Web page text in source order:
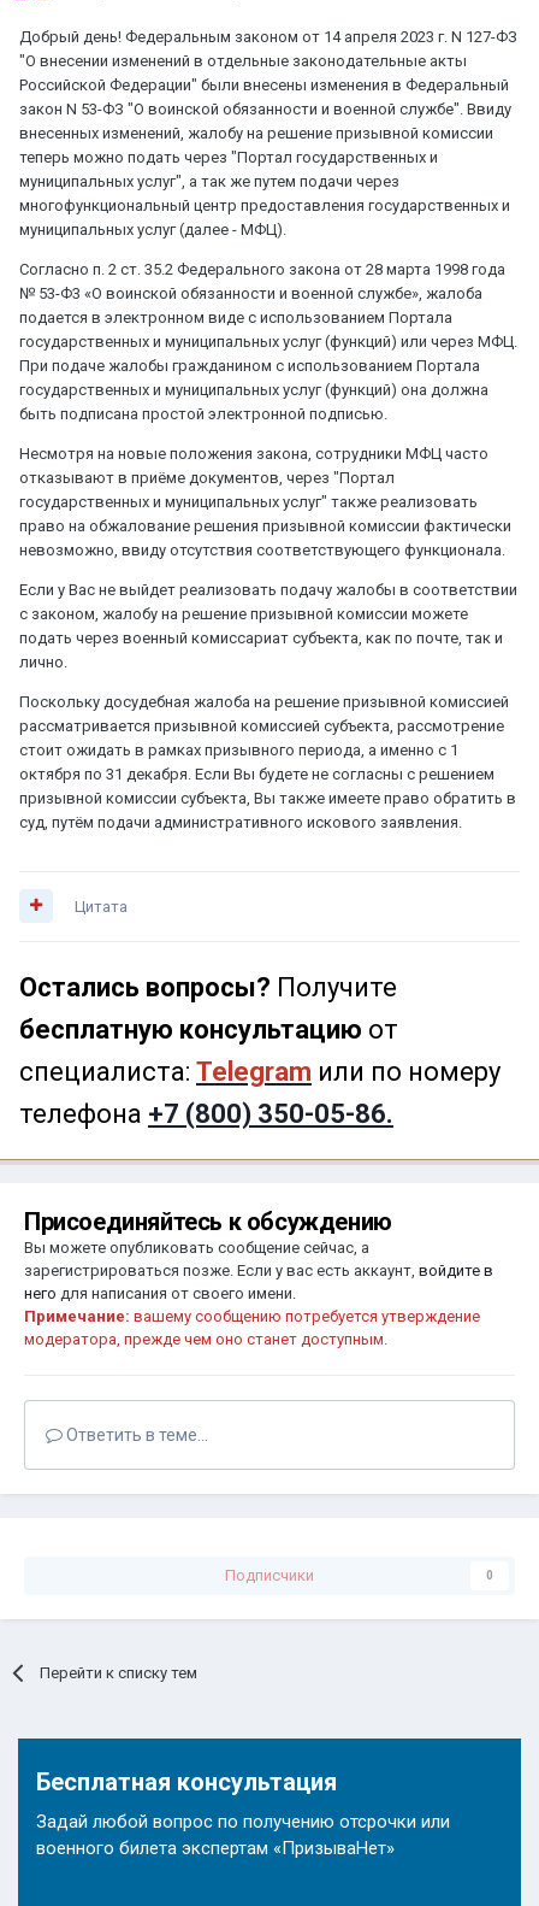
Добрый день! Федеральным законом от 14 апреля 2023 г. N 127-ФЗ
"О внесении изменений в отдельные законодательные акты
Российской Федерации" были внесены изменения в Федеральный
закон N 53-ФЗ "О воинской обязанности и военной службе". Ввиду
внесенных изменений, жалобу на решение призывной комиссии
теперь можно подать через "Портал государственных и
муниципальных услуг", а так же путем подачи через
многофункциональный центр предоставления государственных и
муниципальных услуг (далее - МФЦ).
Согласно п. 2 ст. 35.2 Федерального закона от 28 марта 1998 года
№ 53-Ф3 «О воинской обязанности и военной службе», жалоба
подается в электронном виде с использованием Портала
государственных и муниципальных услуг (функций) или через МФЦ.
При подаче жалобы гражданином с использованием Портала
государственных и муниципальных услуг (функций) она должна
быть подписана простой электронной подписью.
Несмотря на новые положения закона, сотрудники МФЦ часто
отказывают в приёме документов, через "Портал
государственных и муниципальных услуг" также реализовать
право на обжалование решения призывной комиссии фактически
невозможно, ввиду отсутствия соответствующего функционала.
Если у Вас не выйдет реализовать подачу жалобы в соответствии
с законом, жалобу на решение призывной комиссии можете
подать через военный комиссариат субъекта, как по почте, так и
лично.
Поскольку досудебная жалоба на решение призывной комиссией
рассматривается призывной комиссией субъекта, рассмотрение
стоит ожидать в рамках призывного периода, а именно с 1
октября по 31 декабря. Если Вы будете не согласны с решением
призывной комиссии субъекта, Вы также имеете право обратить в
суд, путём подачи административного искового заявления.
Цитата
Остались вопросы? Получите
бесплатную консультацию от
специалиста: Telegram или по номеру
телефона +7 (800) 350-05-86.
Присоединяйтесь к обсуждению
Вы можете опубликовать сообщение сейчас, а
зарегистрироваться позже. Если у вас есть аккаунт, войдите в
него для написания от своего имени.
Примечание: вашему сообщению потребуется утверждение
модератора, прежде чем оно станет доступным.
Ответить в теме...
Подписчики 0
Перейти к списку тем
Бесплатная консультация
Задай любой вопрос по получению отсрочки или
военного билета экспертам «ПризываНет»